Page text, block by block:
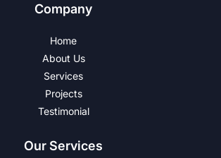
Company
Home
About Us
Services
Projects
Testimonial
Our Services